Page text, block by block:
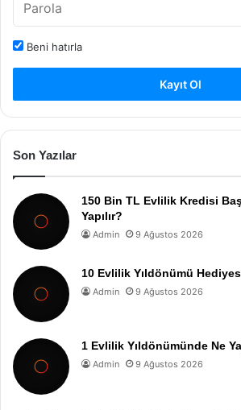
Beni hatırla
Kayıt Ol
Son Yazılar
150 Bin TL Evlilik Kredisi
Yapılır?
Admin 9 Ağustos 2026
10 Evlilik Yıldönümü
Admin 9 Ağustos 2026
1 Evlilik Yıldönümünde Ne
Admin 9 Ağustos 2026